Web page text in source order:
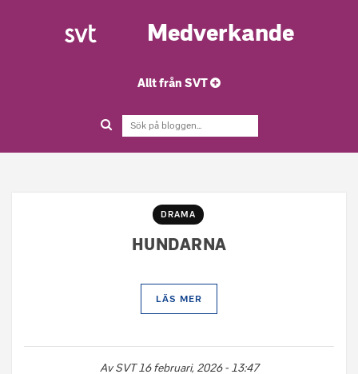
Medverkande
Allt från SVT
DRAMA
HUNDARNA
LÄS MER
AvSVT 16 februari, 2026 - 13:47